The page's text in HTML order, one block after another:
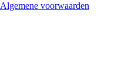
Algemene voorwaarden